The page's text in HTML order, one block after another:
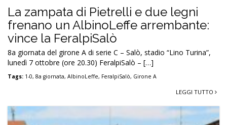
La zampata di Pietrelli e due legni
frenano un AlbinoLeffe arrembante:
vince la FeralpiSalò
8a giornata del girone A di serie C – Salò, stadio “Lino Turina”,
lunedì 7 ottobre (ore 20.30) FeralpiSalò – […]
Tags: 1-0, 8a giornata, AlbinoLeffe, FeralpiSalò, Girone A
LEGGI TUTTO